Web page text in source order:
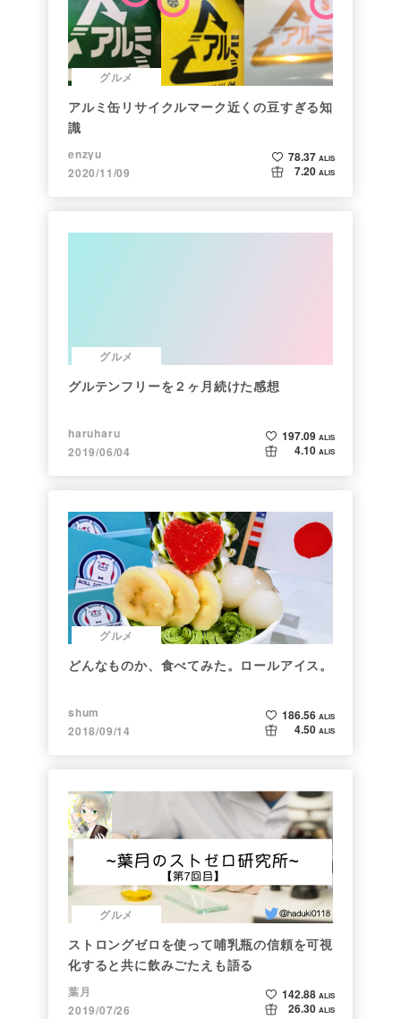
グルメ
アルミ缶リサイクルマーク近くの豆すぎる知
識
enzyu
2020/11/09
78.37 ALIS
7.20 ALIS
グルメ
グルテンフリーを２ヶ月続けた感想
haruharu
2019/06/04
197.09 ALIS
4.10 ALIS
グルメ
どんなものか、食べてみた。ロールアイス。
shum
2018/09/14
186.56 ALIS
4.50 ALIS
グルメ
ストロングゼロを使って哺乳瓶の信頼を可視
化すると共に飲みごたえも語る
葉月
2019/07/26
142.88 ALIS
26.30 ALIS